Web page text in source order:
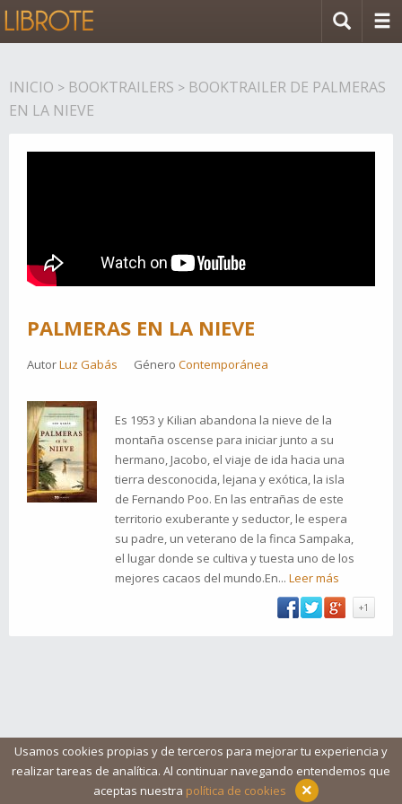
Usamos cookies propias y de terceros para mejorar tu experiencia y
realizar tareas de analítica. Al continuar navegando entendemos que
aceptas nuestra política de cookies ×
INICIO > BOOKTRAILERS > BOOKTRAILER DE PALMERAS
EN LA NIEVE
PALMERAS EN LA NIEVE
AutorLuz Gabás Género Contemporánea
Es 1953 y Kilian abandona la nieve de la
montaña oscense para iniciar junto a su
hermano, Jacobo, el viaje de ida hacia una
tierra desconocida, lejana y exótica, la isla
de Fernando Poo. En las entrañas de este
territorio exuberante y seductor, le espera
su padre, un veterano de la finca Sampaka,
el lugar donde se cultiva y tuesta uno de los
mejores cacaos del mundo.En... Leer más
+1
Aviso legal